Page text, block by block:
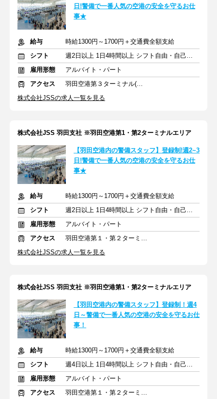
日!警備で一番人気の空港の安全を守るお仕
事★
給与
時給1300円～1700円＋交通費全額支給
シフト
週2日以上 1日4時間以上 シフト自由・自己申告
雇用形態
アルバイト・パート
アクセス
羽田空港第３ターミナル(京急)駅
株式会社JSSの求人一覧を見る
株式会社JSS 羽田支社 ※羽田空港第1・第2ターミナルエリア
【羽田空港内の警備スタッフ】登録制!週2~3
日!警備で一番人気の空港の安全を守るお仕
事★
給与
時給1300円～1700円＋交通費全額支給
シフト
週2日以上 1日4時間以上 シフト自由・自己申告
雇用形態
アルバイト・パート
アクセス
羽田空港第１・第２ターミナル(京急)駅
株式会社JSSの求人一覧を見る
株式会社JSS 羽田支社 ※羽田空港第1・第2ターミナルエリア
【羽田空港内の警備スタッフ】登録制！週4
日～警備で一番人気の空港の安全を守るお仕
事！
給与
時給1300円～1700円＋交通費全額支給
シフト
週4日以上 1日4時間以上 シフト自由・自己申告
雇用形態
アルバイト・パート
アクセス
羽田空港第１・第２ターミナル(京急)駅